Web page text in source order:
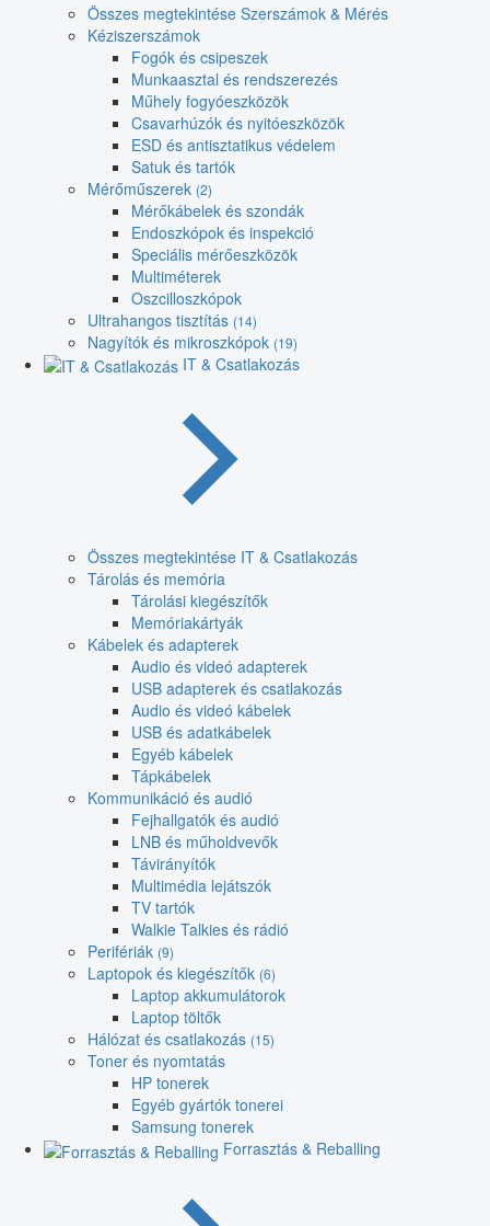
Összes megtekintése Szerszámok & Mérés
Kéziszerszámok
Fogók és csipeszek
Munkaasztal és rendszerezés
Műhely fogyóeszközök
Csavarhúzók és nyitóeszközök
ESD és antisztatikus védelem
Satuk és tartók
Mérőműszerek (2)
Mérőkábelek és szondák
Endoszkópok és inspekció
Speciális mérőeszközök
Multiméterek
Oszcilloszkópok
Ultrahangos tisztítás (14)
Nagyítók és mikroszkópok (19)
IT & Csatlakozás
Összes megtekintése IT & Csatlakozás
Tárolás és memória
Tárolási kiegészítők
Memóriakártyák
Kábelek és adapterek
Audio és videó adapterek
USB adapterek és csatlakozás
Audio és videó kábelek
USB és adatkábelek
Egyéb kábelek
Tápkábelek
Kommunikáció és audió
Fejhallgatók és audió
LNB és műholdvevők
Távirányítók
Multimédia lejátszók
TV tartók
Walkie Talkies és rádió
Perifériák (9)
Laptopok és kiegészítők (6)
Laptop akkumulátorok
Laptop töltők
Hálózat és csatlakozás (15)
Toner és nyomtatás
HP tonerek
Egyéb gyártók tonerei
Samsung tonerek
Forrasztás & Reballing